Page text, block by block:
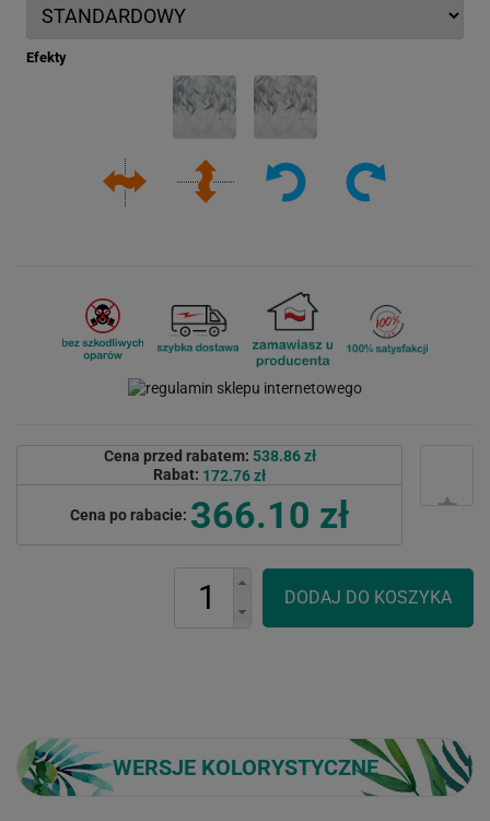
Efekty
Cena przed rabatem: 538.86 zł
Rabat: 172.76 zł
Cena po rabacie: 366.10 zł
WERSJE KOLORYSTYCZNE